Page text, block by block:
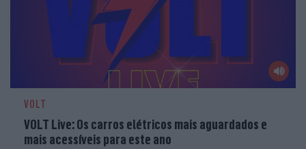
VOLT
VOLT Live: Os carros elétricos mais aguardados e
mais acessíveis para este ano